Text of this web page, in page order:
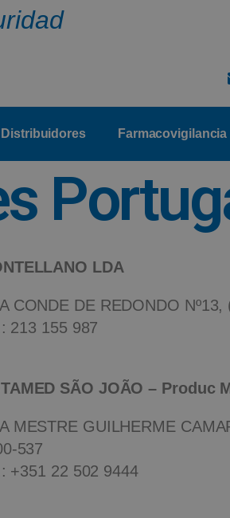
Distribuidores Farmacovigilancia
LDA
CONDE DE REDONDO
213 155 987
SÃO JOÃO – Produc
MESTRE GUILHERME
537
+351 22 502 9444